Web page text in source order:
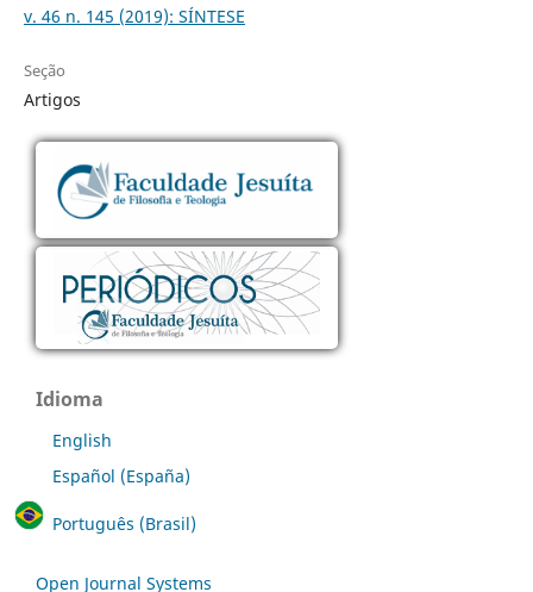
v. 46 n. 145 (2019): SÍNTESE
Seção
Artigos
Idioma
English
Español (España)
Português (Brasil)
Open Journal Systems